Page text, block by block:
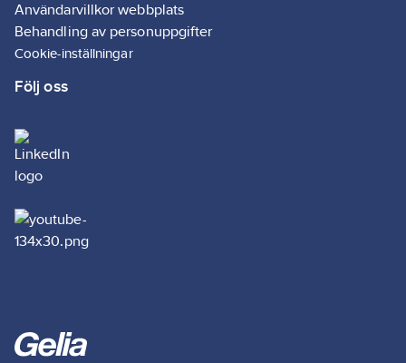
Användarvillkor webbplats
Behandling av personuppgifter
Cookie-inställningar
Följ oss